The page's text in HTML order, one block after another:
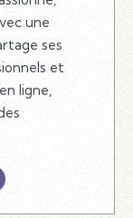
une
ses
et
ligne,